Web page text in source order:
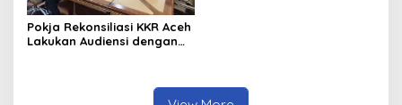
Pokja Rekonsiliasi KKR Aceh
Lakukan Audiensi dengan